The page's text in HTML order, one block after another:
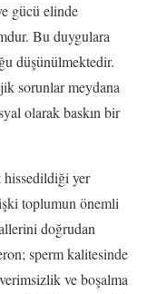
gücü elinde
Bu duygulara
düşünülmektedir.
sorunlar meydana
olarak baskın bir
hissedildiği yer
toplumun önemli
doğrudan
sperm kalitesinde
ve boşalma